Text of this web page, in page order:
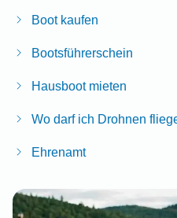
Boot kaufen
Bootsführerschein
Hausboot mieten
Wo darf ich Drohnen
Ehrenamt